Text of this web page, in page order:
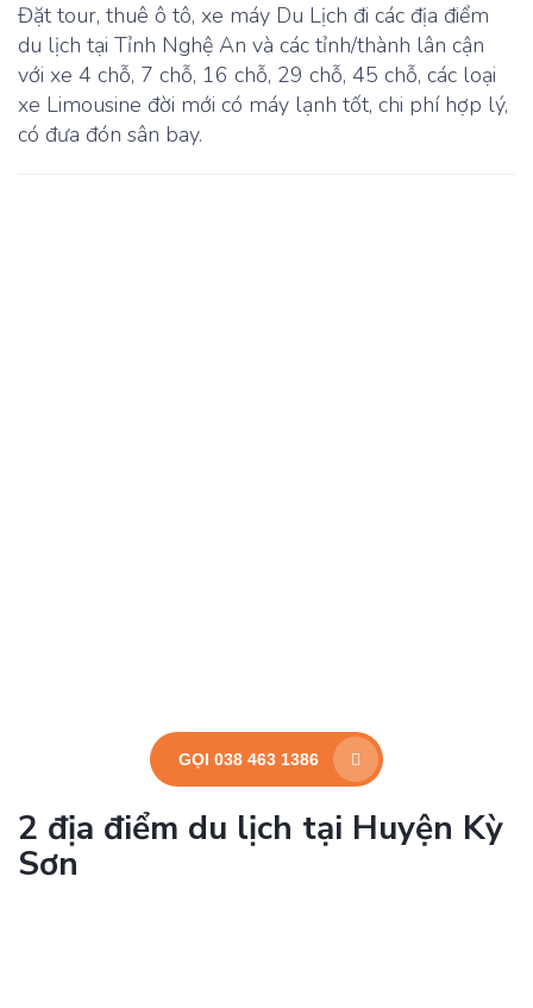
Đặt tour, thuê ô tô, xe máy Du Lịch đi các địa điểm
du lịch tại Tỉnh Nghệ An và các tỉnh/thành lân cận
với xe 4 chỗ, 7 chỗ, 16 chỗ, 29 chỗ, 45 chỗ, các loại
xe Limousine đời mới có máy lạnh tốt, chi phí hợp lý,
có đưa đón sân bay.
GỌI 038 463 1386
2 địa điểm du lịch tại Huyện Kỳ
Sơn